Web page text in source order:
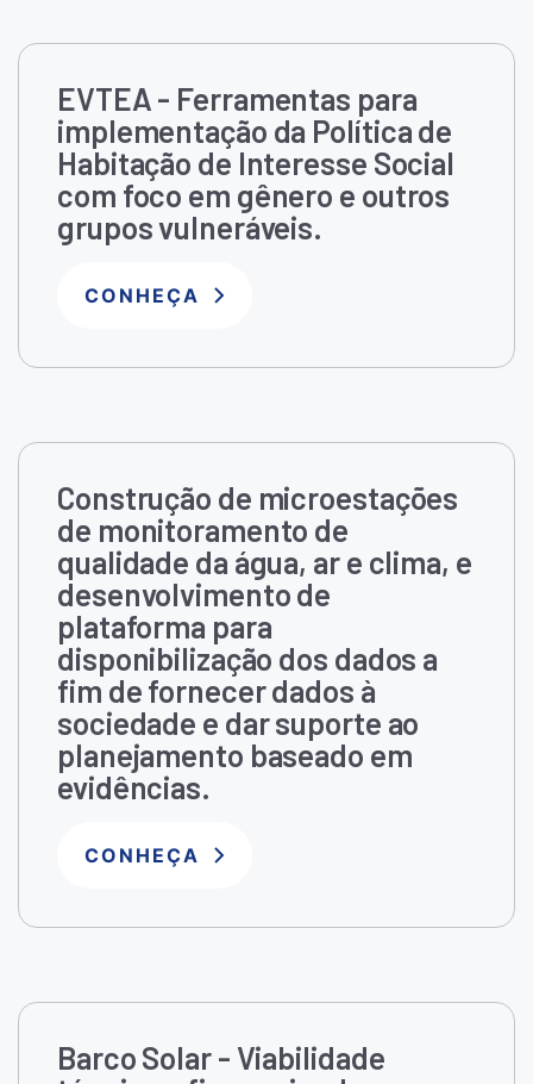
EVTEA - Ferramentas para
implementação da Política de
Habitação de Interesse Social
com foco em gênero e outros
grupos vulneráveis.
CONHEÇA
Construção de microestações
de monitoramento de
qualidade da água, ar e clima, e
desenvolvimento de
plataforma para
disponibilização dos dados a
fim de fornecer dados à
sociedade e dar suporte ao
planejamento baseado em
evidências.
CONHEÇA
Barco Solar - Viabilidade